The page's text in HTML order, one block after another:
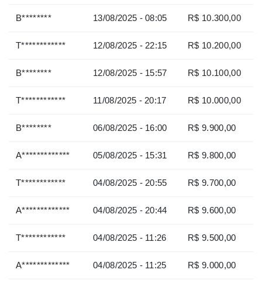
B******** 13/08/2025 - 08:05 R$ 10.300,00
T************ 12/08/2025 - 22:15 R$ 10.200,00
B******** 12/08/2025 - 15:57 R$ 10.100,00
T************ 11/08/2025 - 20:17 R$ 10.000,00
B******** 06/08/2025 - 16:00 R$ 9.900,00
A************* 05/08/2025 - 15:31 R$ 9.800,00
T************ 04/08/2025 - 20:55 R$ 9.700,00
A************* 04/08/2025 - 20:44 R$ 9.600,00
T************ 04/08/2025 - 11:26 R$ 9.500,00
A************* 04/08/2025 - 11:25 R$ 9.000,00